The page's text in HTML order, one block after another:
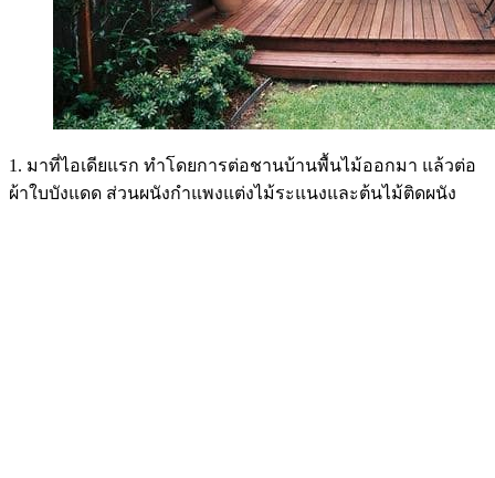
1. มาที่ไอเดียแรก ทำโดยการต่อชานบ้านพื้นไม้ออกมา แล้วต่อ
ผ้าใบบังแดด ส่วนผนังกำแพงแต่งไม้ระแนงและต้นไม้ติดผนัง